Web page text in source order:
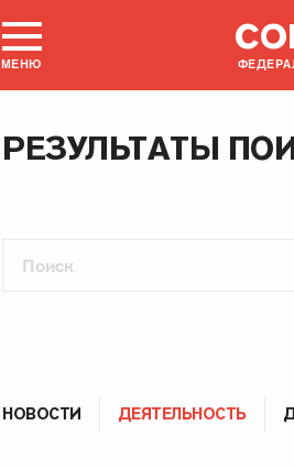
МЕНЮ
РЕЗУЛЬТАТЫ
НОВОСТИ ДЕЯТЕЛЬНОСТЬ